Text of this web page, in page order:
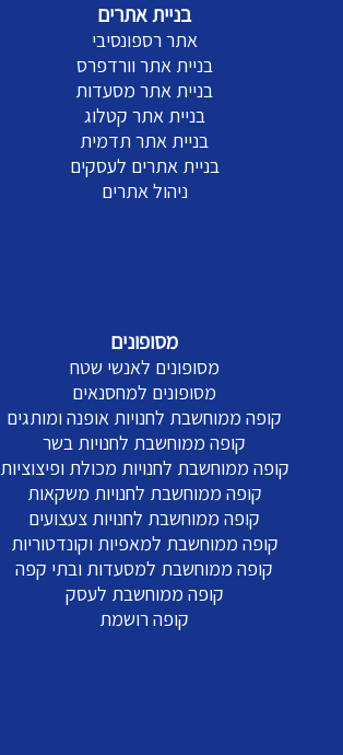
בניית אתרים
אתר רספונסיבי
בניית אתר וורדפרס
בניית אתר מסעדות
בניית אתר קטלוג
בניית אתר תדמית
בניית אתרים לעסקים
ניהול אתרים
מסופונים
מסופונים לאנשי שטח
מסופונים למחסנאים
קופה ממוחשבת לחנויות אופנה ומותגים
קופה ממוחשבת לחנויות בשר
קופה ממוחשבת לחנויות מכולת ופיצוציות
קופה ממוחשבת לחנויות משקאות
קופה ממוחשבת לחנויות צעצועים
קופה ממוחשבת למאפיות וקונדטוריות
קופה ממוחשבת למסעדות ובתי קפה
קופה ממוחשבת לעסק
קופה רושמת